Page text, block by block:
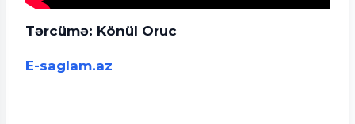
Tərcümə: Könül Oruc
E-saglam.az